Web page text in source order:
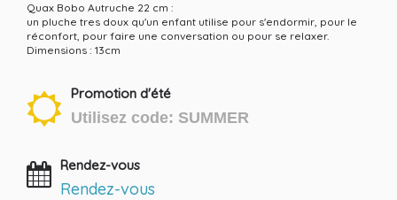
Quax Bobo Autruche 22 cm :
un pluche tres doux qu'un enfant utilise pour s'endormir, pour le
réconfort, pour faire une conversation ou pour se relaxer.
Dimensions : 13cm
Promotion d'été
Utilisez code: SUMMER
Rendez-vous
Rendez-vous